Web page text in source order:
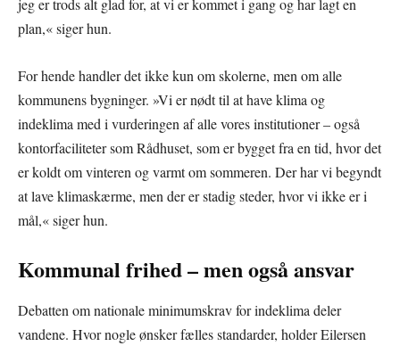
plan,« siger hun.
For hende handler det ikke kun om skolerne, men om alle
kommunens bygninger. »Vi er nødt til at have klima og
indeklima med i vurderingen af alle vores institutioner – også
kontorfaciliteter som Rådhuset, som er bygget fra en tid, hvor det
er koldt om vinteren og varmt om sommeren. Der har vi begyndt
at lave klimaskærme, men der er stadig steder, hvor vi ikke er i
mål,« siger hun.
Kommunal frihed – men også ansvar
Debatten om nationale minimumskrav for indeklima deler
vandene. Hvor nogle ønsker fælles standarder, holder Eilersen